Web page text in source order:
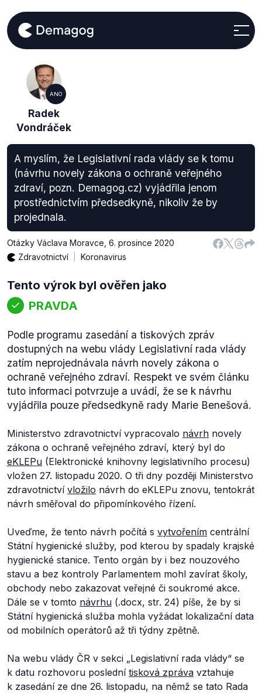
ANO
Radek
Vondráček
A myslím, že Legislativní rada vlády se k tomu
(návrhu novely zákona o ochraně veřejného
zdraví, pozn. Demagog.cz) vyjádřila jenom
prostřednictvím předsedkyně, nikoliv že by
projednala.
Otázky Václava Moravce 6. prosince 2020
Zdravotnictví
Koronavirus
Tento výrok byl ověřen jako
PRAVDA
Podle programu zasedání a tiskových zpráv
dostupných na webu vlády Legislativní rada vlády
zatím neprojednávala návrh novely zákona o
ochraně veřejného zdraví. Respekt ve svém článku
tuto informaci potvrzuje a uvádí, že se k návrhu
vyjádřila pouze předsedkyně rady Marie Benešová.
Ministerstvo zdravotnictví vypracovalo návrh novely
zákona o ochraně veřejného zdraví, který byl do
eKLEPu (Elektronické knihovny legislativního procesu)
vložen 27. listopadu 2020. O tři dny později Ministerstvo
zdravotnictví vložilo návrh do eKLEPu znovu, tentokrát
návrh směřoval do připomínkového řízení.
Uveďme, že tento návrh počítá s vytvořením centrální
Státní hygienické služby, pod kterou by spadaly krajské
hygienické stanice. Tento orgán by i bez nouzového
stavu a bez kontroly Parlamentem mohl zavírat školy,
obchody nebo zakazovat veřejné či soukromé akce.
Dále se v tomto návrhu (.docx, str. 24) píše, že by si
Státní hygienická služba mohla vyžádat lokalizační data
od mobilních operátorů až tři týdny zpětně.
Na webu vlády ČR v sekci „Legislativní rada vlády“ se
k datu rozhovoru poslední tisková zpráva vztahuje
k zasedání ze dne 26. listopadu, na němž se tato Rada